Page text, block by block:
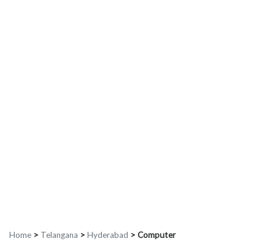
Home > Telangana > Hyderabad > Computer